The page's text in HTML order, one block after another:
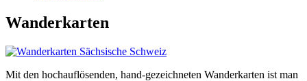
Wanderkarten
Mit den hochauflösenden, hand-gezeichneten Wanderkarten ist man